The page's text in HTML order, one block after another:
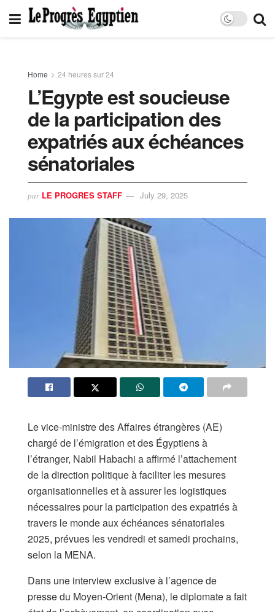
Home 24 heures sur 24
L’Egypte est soucieuse
de la participation des
expatriés aux échéances
sénatoriales
par LE PROGRES STAFF July 29, 2025
Le vice-ministre des Affaires étrangères (AE)
chargé de l’émigration et des Égyptiens à
l’étranger, Nabil Habachi a affirmé l’attachement
de la direction politique à faciliter les mesures
organisationnelles et à assurer les logistiques
nécessaires pour la participation des expatriés à
travers le monde aux échéances sénatoriales
2025, prévues les vendredi et samedi prochains,
selon la MENA.
Dans une interview exclusive à l’agence de
presse du Moyen-Orient (Mena), le diplomate a fait